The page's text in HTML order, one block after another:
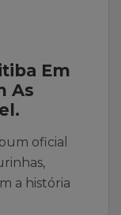
Em
As
oficial
a história